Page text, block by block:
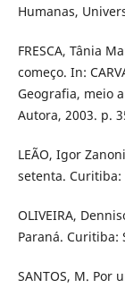
Humanas,
FRESCA, Tânia
começo. In:
Geografia, meio
Autora, 2003. p.
LEÃO, Igor
setenta. Curitiba:
OLIVEIRA,
Paraná. Curitiba:
SANTOS, M. Por